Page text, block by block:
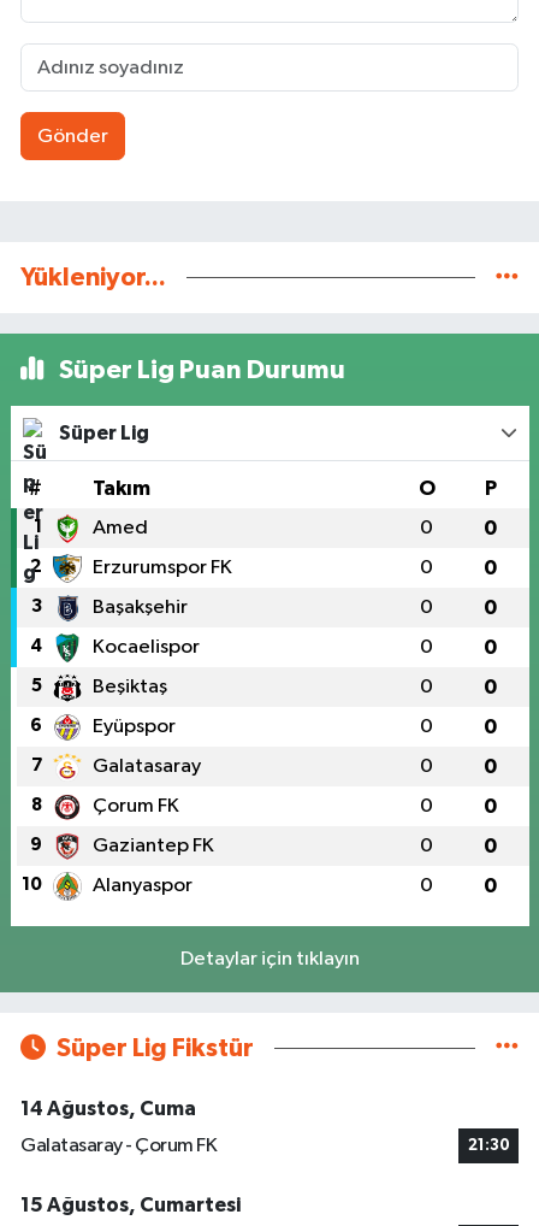
Gönder
Yükleniyor...
Süper Lig Puan Durumu
Süper Lig
# Takım O P
1 Amed 0 0
2 Erzurumspor FK 0 0
3 Başakşehir 0 0
4 Kocaelispor 0 0
5 Beşiktaş 0 0
6 Eyüpspor 0 0
7 Galatasaray 0 0
8 Çorum FK 0 0
9 Gaziantep FK 0 0
10 Alanyaspor 0 0
Detaylar için tıklayın
Süper Lig Fikstür
14 Ağustos, Cuma
Galatasaray - Çorum FK
21:30
15 Ağustos, Cumartesi